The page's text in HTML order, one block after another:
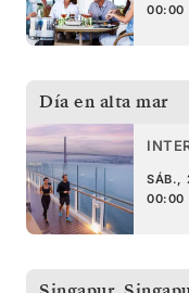
00:00
Día en alta mar
SÁB.,
00:00